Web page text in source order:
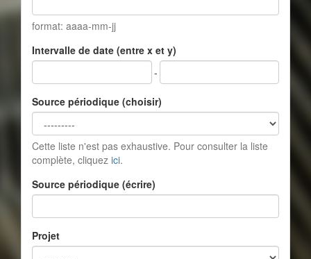
format: aaaa-mm-jj
Intervalle de date (entre x et y)
-
Source périodique (choisir)
Cette liste n'est pas exhaustive. Pour consulter la liste
complète, cliquez ici.
Source périodique (écrire)
Projet